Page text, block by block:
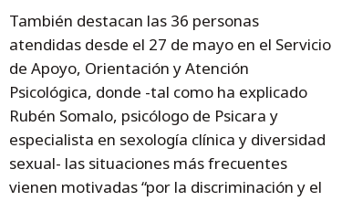
También destacan las 36 personas
atendidas desde el 27 de mayo en el Servicio
de Apoyo, Orientación y Atención
Psicológica, donde -tal como ha explicado
Rubén Somalo, psicólogo de Psicara y
especialista en sexología clínica y diversidad
sexual- las situaciones más frecuentes
vienen motivadas “por la discriminación y el